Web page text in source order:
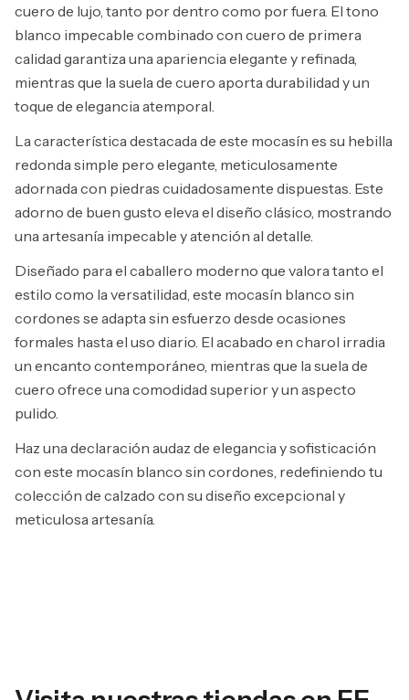
cuero de lujo, tanto por dentro como por fuera. El tono
blanco impecable combinado con cuero de primera
calidad garantiza una apariencia elegante y refinada,
mientras que la suela de cuero aporta durabilidad y un
toque de elegancia atemporal.
La característica destacada de este mocasín es su hebilla
redonda simple pero elegante, meticulosamente
adornada con piedras cuidadosamente dispuestas. Este
adorno de buen gusto eleva el diseño clásico, mostrando
una artesanía impecable y atención al detalle.
Diseñado para el caballero moderno que valora tanto el
estilo como la versatilidad, este mocasín blanco sin
cordones se adapta sin esfuerzo desde ocasiones
formales hasta el uso diario. El acabado en charol irradia
un encanto contemporáneo, mientras que la suela de
cuero ofrece una comodidad superior y un aspecto
pulido.
Haz una declaración audaz de elegancia y sofisticación
con este mocasín blanco sin cordones, redefiniendo tu
colección de calzado con su diseño excepcional y
meticulosa artesanía.